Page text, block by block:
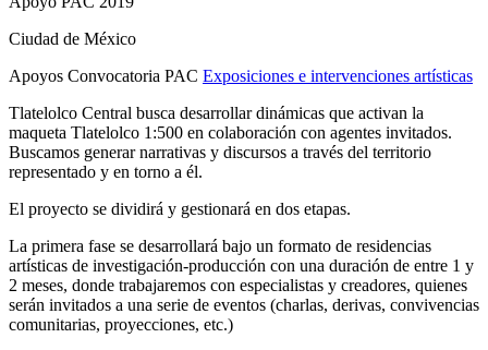
Ciudad de México
Apoyos Convocatoria PAC Exposiciones e intervenciones artísticas
Tlatelolco Central busca desarrollar dinámicas que activan la
maqueta Tlatelolco 1:500 en colaboración con agentes invitados.
Buscamos generar narrativas y discursos a través del territorio
representado y en torno a él.
El proyecto se dividirá y gestionará en dos etapas.
La primera fase se desarrollará bajo un formato de residencias
artísticas de investigación-producción con una duración de entre 1 y
2 meses, donde trabajaremos con especialistas y creadores, quienes
serán invitados a una serie de eventos (charlas, derivas, convivencias
comunitarias, proyecciones, etc.)